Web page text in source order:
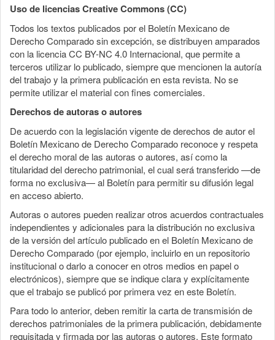
Uso de licencias Creative Commons (CC)
Todos los textos publicados por el Boletín Mexicano de
Derecho Comparado sin excepción, se distribuyen amparados
con la licencia CC BY-NC 4.0 Internacional, que permite a
terceros utilizar lo publicado, siempre que mencionen la autoría
del trabajo y la primera publicación en esta revista. No se
permite utilizar el material con fines comerciales.
Derechos de autoras o autores
De acuerdo con la legislación vigente de derechos de autor el
Boletín Mexicano de Derecho Comparado reconoce y respeta
el derecho moral de las autoras o autores, así como la
titularidad del derecho patrimonial, el cual será transferido —de
forma no exclusiva— al Boletín para permitir su difusión legal
en acceso abierto.
Autoras o autores pueden realizar otros acuerdos contractuales
independientes y adicionales para la distribución no exclusiva
de la versión del artículo publicado en el Boletín Mexicano de
Derecho Comparado (por ejemplo, incluirlo en un repositorio
institucional o darlo a conocer en otros medios en papel o
electrónicos), siempre que se indique clara y explícitamente
que el trabajo se publicó por primera vez en este Boletín.
Para todo lo anterior, deben remitir la carta de transmisión de
derechos patrimoniales de la primera publicación, debidamente
requisitada y firmada por las autoras o autores. Este formato